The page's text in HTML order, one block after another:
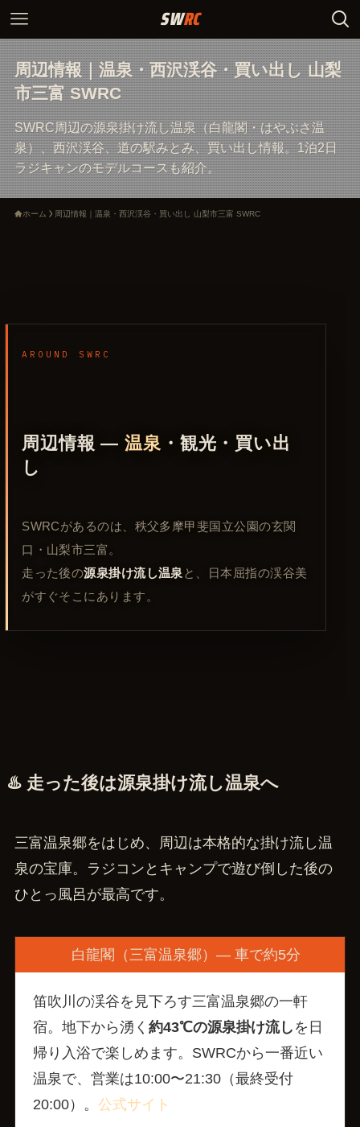
周辺情報｜温泉・西沢渓谷・買い出し 山梨
市三富 SWRC
SWRC周辺の源泉掛け流し温泉（白龍閣・はやぶさ温
泉）、西沢渓谷、道の駅みとみ、買い出し情報。1泊2日
ラジキャンのモデルコースも紹介。
ホーム 周辺情報｜温泉・西沢渓谷・買い出し 山梨市三富 SWRC
AROUND SWRC
周辺情報 —温泉 ・観光・買い出
し
SWRCがあるのは、秩父多摩甲斐国立公園の玄関
口・山梨市三富。
走った後の源泉掛け流し温泉 と、日本屈指の渓谷美
がすぐそこにあります。
♨️ 走った後は源泉掛け流し温泉へ
三富温泉郷をはじめ、周辺は本格的な掛け流し温
泉の宝庫。ラジコンとキャンプで遊び倒した後の
ひとっ風呂が最高です。
白龍閣（三富温泉郷）— 車で約5分
笛吹川の渓谷を見下ろす三富温泉郷の一軒
宿。地下から湧く約43℃の源泉掛け流し を日
帰り入浴で楽しめます。SWRCから一番近い
温泉で、営業は10:00〜21:30（最終受付
20:00）。公式サイト